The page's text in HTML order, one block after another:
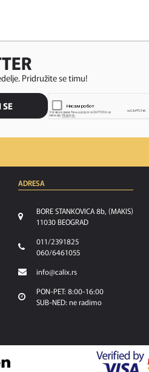
Pridružite se timu!
SE
ADRESA
BORE STANKOVICA 8b, (MAKIS)
11030 BEOGRAD
011/2391825
060/6461055
info@calix.rs
PON-PET: 8:00-16:00
SUB-NED: ne radimo